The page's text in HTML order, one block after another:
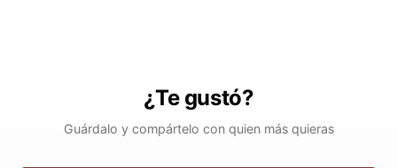
¿Te gustó?
Guárdalo y compártelo con quien más quieras